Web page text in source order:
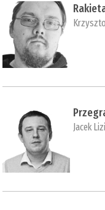
Jacek